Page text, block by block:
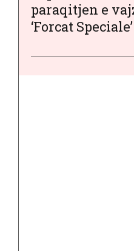
paraqitjen e
‘Forcat Speciale’